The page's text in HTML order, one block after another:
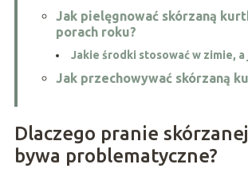
Jak pielęgnować skórzaną
porach roku?
Jakie środki stosować w zimie, a
Jak przechowywać skórzaną
Dlaczego pranie
bywa problematyczne?